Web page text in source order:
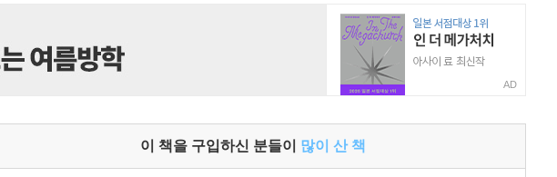
AD
이 책을 구입하신 분들이 많이 산 책